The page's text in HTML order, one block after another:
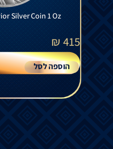
Silver Coin 1 Oz
415
₪
הוספה לסל